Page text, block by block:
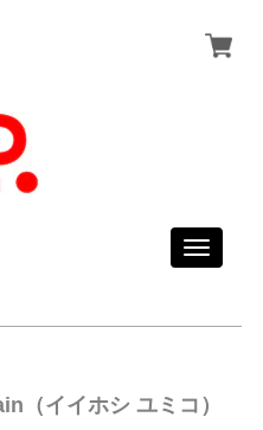
Toggle
イイホシ ユミコ）